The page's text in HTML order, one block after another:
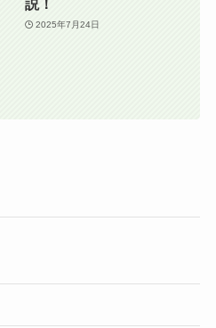
説！
2025年7月24日